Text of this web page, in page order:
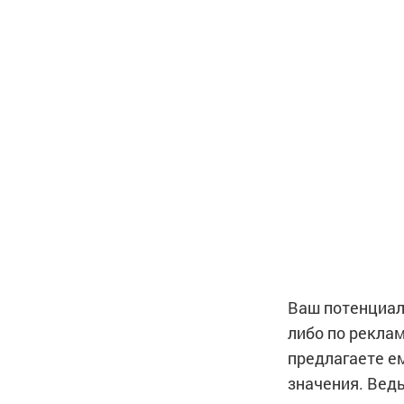
Ваш
либо по
предлагаете
значения.